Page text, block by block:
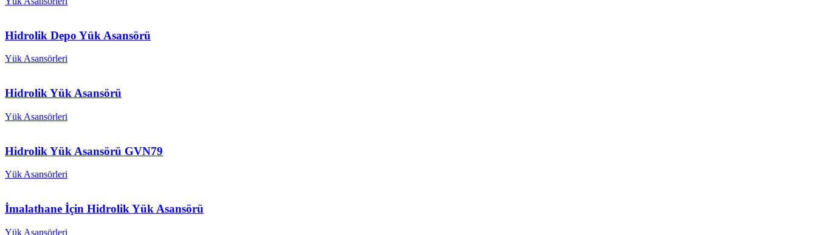
Hidrolik Depo Yük Asansörü
Yük Asansörleri
Hidrolik Yük Asansörü
Yük Asansörleri
Hidrolik Yük Asansörü GVN79
Yük Asansörleri
İmalathane İçin Hidrolik Yük Asansörü
Yük Asansörleri